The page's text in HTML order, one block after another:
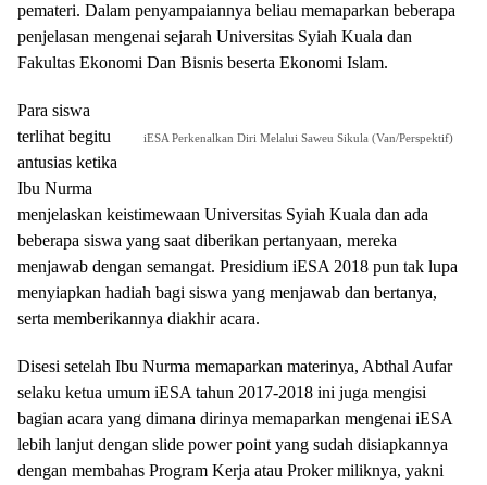
pemateri. Dalam penyampaiannya beliau memaparkan beberapa
penjelasan mengenai sejarah Universitas Syiah Kuala dan
Fakultas Ekonomi Dan Bisnis beserta Ekonomi Islam.
iESA Perkenalkan Diri Melalui Saweu Sikula (Van/Perspektif)
Para siswa
terlihat begitu
antusias ketika
Ibu Nurma
menjelaskan keistimewaan Universitas Syiah Kuala dan ada
beberapa siswa yang saat diberikan pertanyaan, mereka
menjawab dengan semangat. Presidium iESA 2018 pun tak lupa
menyiapkan hadiah bagi siswa yang menjawab dan bertanya,
serta memberikannya diakhir acara.
Disesi setelah Ibu Nurma memaparkan materinya, Abthal Aufar
selaku ketua umum iESA tahun 2017-2018 ini juga mengisi
bagian acara yang dimana dirinya memaparkan mengenai iESA
lebih lanjut dengan slide power point yang sudah disiapkannya
dengan membahas Program Kerja atau Proker miliknya, yakni